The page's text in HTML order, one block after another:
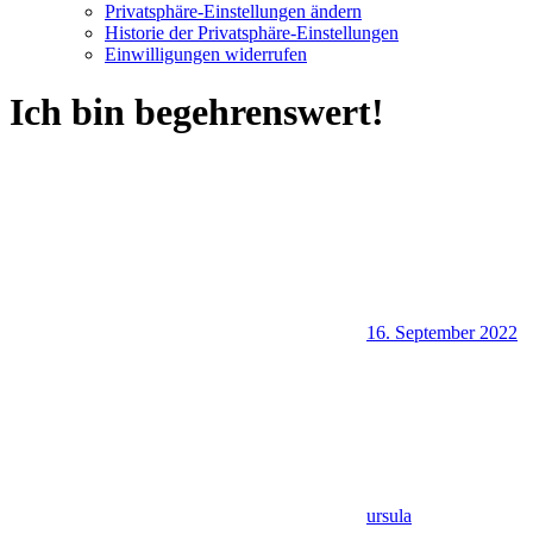
Privatsphäre-Einstellungen ändern
Historie der Privatsphäre-Einstellungen
Einwilligungen widerrufen
Ich bin begehrenswert!
16. September 2022
ursula